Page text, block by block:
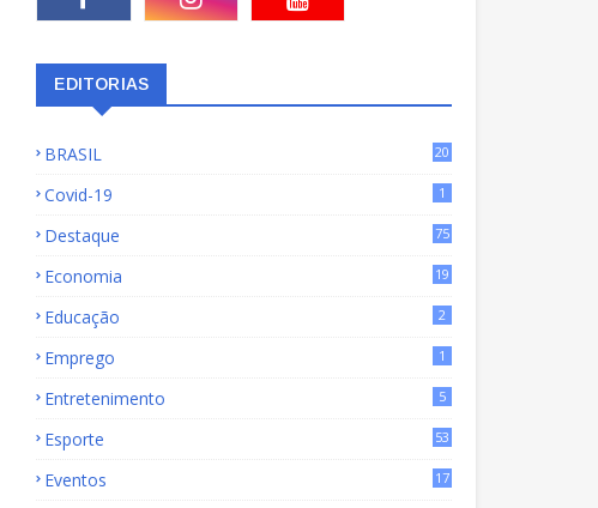
EDITORIAS
BRASIL
20
Covid-19 1
Destaque
75
Economia
19
Educação 2
Emprego 1
Entretenimento 5
Esporte 53
Eventos 17